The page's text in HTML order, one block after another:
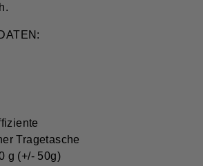
Tragetasche
g (+/- 50g)